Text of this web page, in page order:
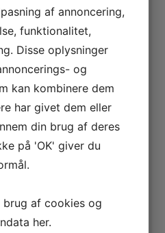
var en rigtig butik? Hold
i din webshop
af annoncering,
funktionalitet,
Disse oplysninger
og
kan kombinere dem
har givet dem eller
din brug af deres
på 'OK' giver du
af cookies og
her.